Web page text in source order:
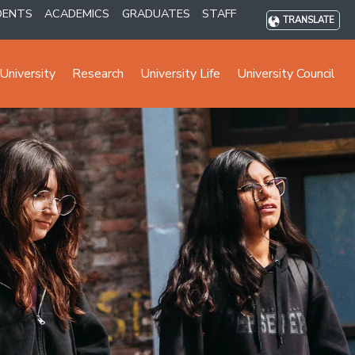
ACADEMICS GRADUATES STAFF TRANSLATE
Research University Life University Council